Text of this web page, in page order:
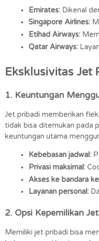
Emirates: Dikenal
Singapore Airlines:
Etihad Airways:
Qatar Airways:
Eksklusivitas Jet
1. Keuntungan
Jet pribadi memberikan
tidak bisa ditemukan pada
keuntungan utama
Kebebasan jadwal:
Privasi maksimal:
Akses ke bandara
Layanan personal:
2. Opsi Kepemilikan
Memiliki jet pribadi bisa